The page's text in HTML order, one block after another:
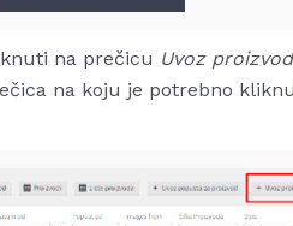
na prečicu Uvoz
na koju je potrebno